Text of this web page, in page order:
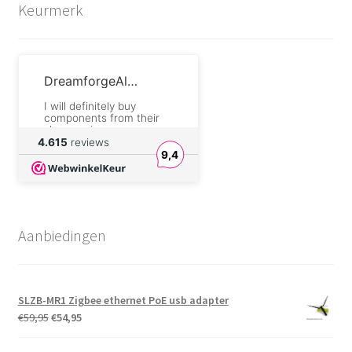
Keurmerk
DreamforgeAlchemist.com
I will definitely buy
components from their
shop again.
André Sengers
Snelle levering, en een
goede verpakking.
Goed onderdeel. Past
precies bij mijn wens
4.615 reviews
9,4
Aanbiedingen
SLZB-MR1 Zigbee ethernet PoE usb adapter
€59,95Oorspronkelijke
€54,95Huidige